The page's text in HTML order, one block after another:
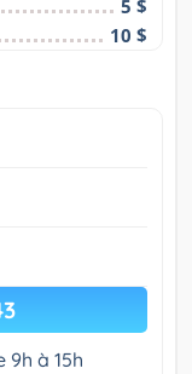
5 $
10 $
à 15h